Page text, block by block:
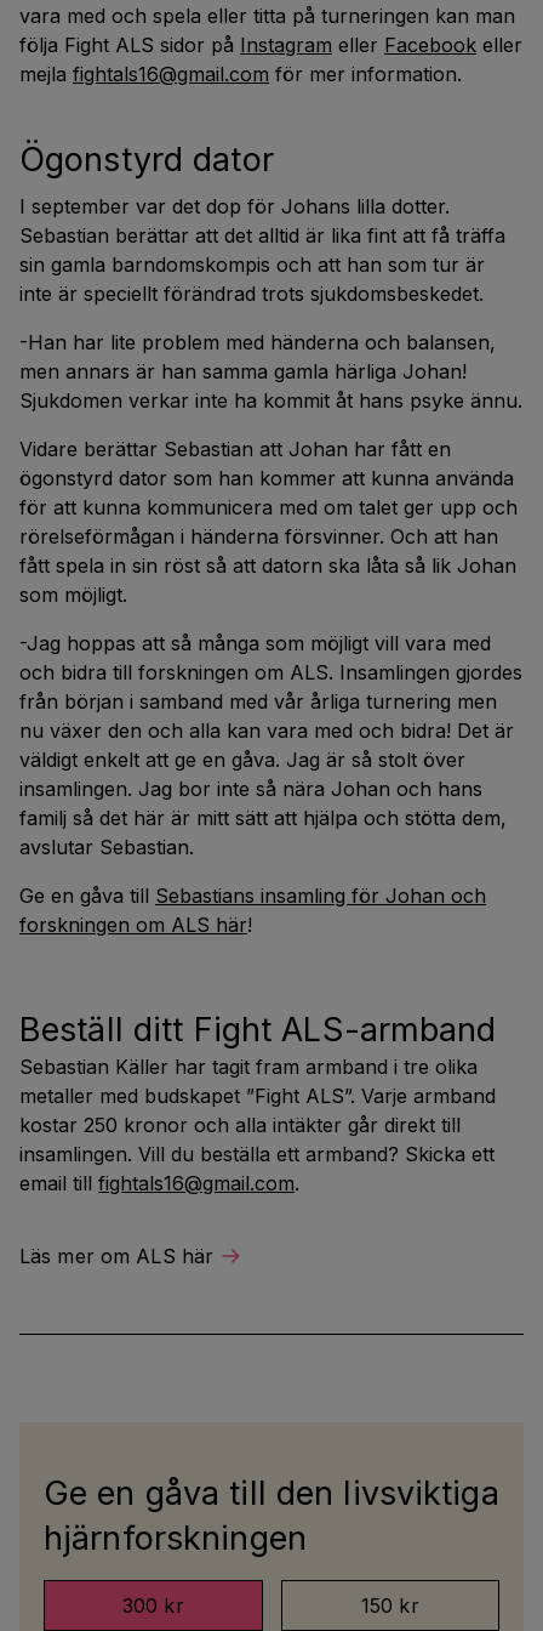
vara med och spela eller titta på turneringen kan man
följa Fight ALS sidor på Instagram eller Facebook eller
mejla fightals16@gmail.com för mer information.
Ögonstyrd dator
I september var det dop för Johans lilla dotter.
Sebastian berättar att det alltid är lika fint att få träffa
sin gamla barndomskompis och att han som tur är
inte är speciellt förändrad trots sjukdomsbeskedet.
-Han har lite problem med händerna och balansen,
men annars är han samma gamla härliga Johan!
Sjukdomen verkar inte ha kommit åt hans psyke ännu.
Vidare berättar Sebastian att Johan har fått en
ögonstyrd dator som han kommer att kunna använda
för att kunna kommunicera med om talet ger upp och
rörelseförmågan i händerna försvinner. Och att han
fått spela in sin röst så att datorn ska låta så lik Johan
som möjligt.
-Jag hoppas att så många som möjligt vill vara med
och bidra till forskningen om ALS. Insamlingen gjordes
från början i samband med vår årliga turnering men
nu växer den och alla kan vara med och bidra! Det är
väldigt enkelt att ge en gåva. Jag är så stolt över
insamlingen. Jag bor inte så nära Johan och hans
familj så det här är mitt sätt att hjälpa och stötta dem,
avslutar Sebastian.
Ge en gåva till Sebastians insamling för Johan och
forskningen om ALS här!
Beställ ditt Fight ALS-armband
Sebastian Käller har tagit fram armband i tre olika
metaller med budskapet ”Fight ALS”. Varje armband
kostar 250 kronor och alla intäkter går direkt till
insamlingen. Vill du beställa ett armband? Skicka ett
email till fightals16@gmail.com.
Läs mer om ALS här
Ge en gåva till den livsviktiga
hjärnforskningen
300 kr 150 kr